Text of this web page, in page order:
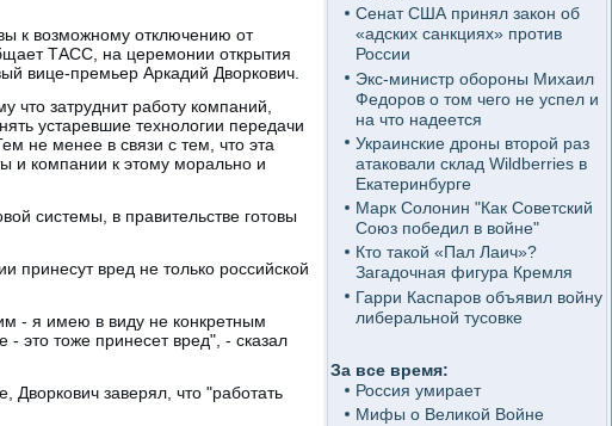
к возможному отключению от
ТАСС, на церемонии открытия
вице-премьер Аркадий Дворкович.
что затруднит работу компаний,
устаревшие технологии передачи
не менее в связи с тем, что эта
и компании к этому морально и
системы, в правительстве готовы
принесут вред не только российской
- я имею в виду не конкретным
тоже принесет вред", - сказал
заверял, что "работать
Сенат США принял закон об
«адских санкциях» против
России
Экс-министр обороны Михаил
Федоров о том чего не успел и
на что надеется
Украинские дроны второй раз
атаковали склад Wildberries в
Екатеринбурге
Марк Солонин "Как Советский
Союз победил в войне"
Кто такой «Пал Лаич»?
Загадочная фигура Кремля
Гарри Каспаров объявил войну
либеральной тусовке
За все время:
Россия умирает
Мифы о Великой Войне